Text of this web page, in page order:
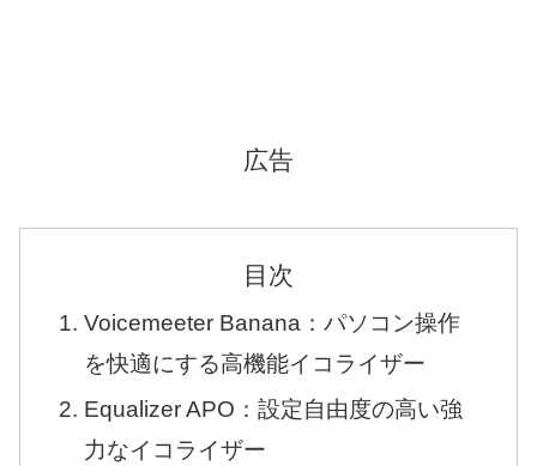
広告
目次
Voicemeeter Banana：パソコン操作
を快適にする高機能イコライザー
Equalizer APO：設定自由度の高い強
力なイコライザー